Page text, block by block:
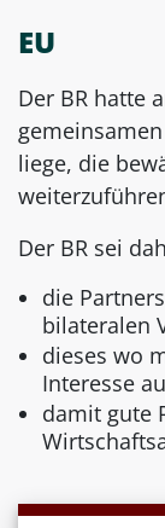
EU
Der BR hatte
liege, die
Der BR sei
die
bilateralen
dieses wo
Interesse
damit gute